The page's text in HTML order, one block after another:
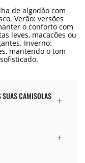
de algodão com
Verão: versões
o conforto com
leves, macacões ou
Inverno:
mantendo o tom
SUAS CAMISOLAS